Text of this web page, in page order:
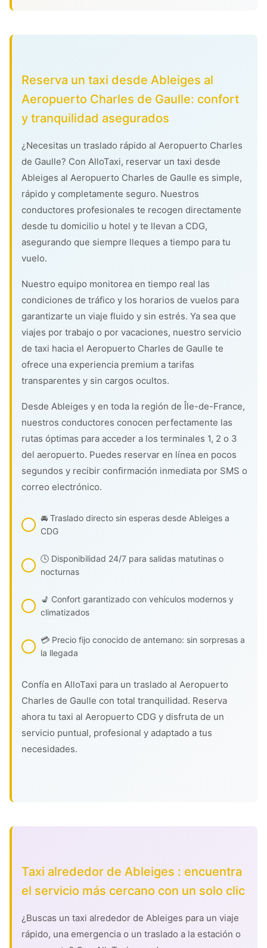
Reserva un taxi desde Ableiges al
Aeropuerto Charles de Gaulle: confort
y tranquilidad asegurados
¿Necesitas un traslado rápido al Aeropuerto Charles
de Gaulle? Con AlloTaxi, reservar un taxi desde
Ableiges al Aeropuerto Charles de Gaulle es simple,
rápido y completamente seguro. Nuestros
conductores profesionales te recogen directamente
desde tu domicilio u hotel y te llevan a CDG,
asegurando que siempre lleques a tiempo para tu
vuelo.
Nuestro equipo monitorea en tiempo real las
condiciones de tráfico y los horarios de vuelos para
garantizarte un viaje fluido y sin estrés. Ya sea que
viajes por trabajo o por vacaciones, nuestro servicio
de taxi hacia el Aeropuerto Charles de Gaulle te
ofrece una experiencia premium a tarifas
transparentes y sin cargos ocultos.
Desde Ableiges y en toda la región de Île-de-France,
nuestros conductores conocen perfectamente las
rutas óptimas para acceder a los terminales 1, 2 o 3
del aeropuerto. Puedes reservar en línea en pocos
segundos y recibir confirmación inmediata por SMS o
correo electrónico.
🚘 Traslado directo sin esperas desde Ableiges a
CDG
🕓 Disponibilidad 24/7 para salidas matutinas o
nocturnas
💺 Confort garantizado con vehículos modernos y
climatizados
💳 Precio fijo conocido de antemano: sin sorpresas a
la llegada
Confía en AlloTaxi para un traslado al Aeropuerto
Charles de Gaulle con total tranquilidad. Reserva
ahora tu taxi al Aeropuerto CDG y disfruta de un
servicio puntual, profesional y adaptado a tus
necesidades.
Taxi alrededor de Ableiges : encuentra
el servicio más cercano con un solo clic
¿Buscas un taxi alrededor de Ableiges para un viaje
rápido, una emergencia o un traslado a la estación o